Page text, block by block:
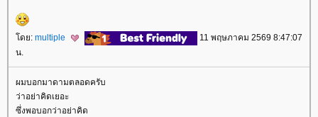
ดย: multiple
11 พฤษภาคม 2569 8:47:07
น.
ผมบอกมาดามตลอดครับ
ว่าอย่าคิดเยอะ
ซึ่งพอบอกว่าอย่าคิด